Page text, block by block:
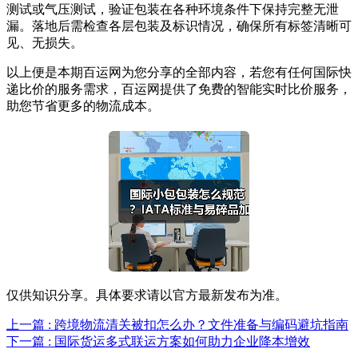
测试或气压测试，验证包装在各种环境条件下保持完整无泄
漏。落地后需检查各层包装及标识情况，确保所有标签清晰可
见、无损失。
以上便是本期百运网为您分享的全部内容，若您有任何国际快
递比价的服务需求，百运网提供了免费的智能实时比价服务，
助您节省更多的物流成本。
仅供知识分享。具体要求请以官方最新发布为准。
上一篇 : 跨境物流清关被扣怎么办？文件准备与编码避坑指南
下一篇 : 国际货运多式联运方案如何助力企业降本增效